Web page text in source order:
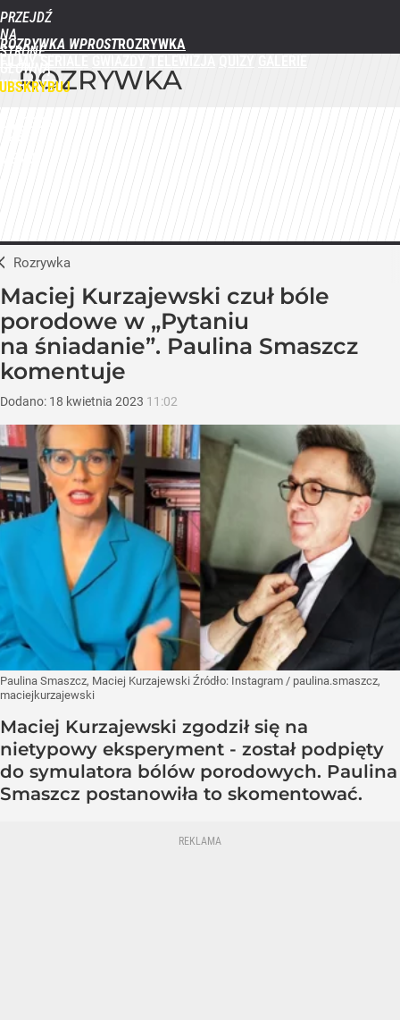
PRZEJDŹ
NA
STRONĘ
GŁÓWNĄ
WPROST.PL
ROZRYWKA WPROST
ROZRYWKA
Rozrywka
Maciej Kurzajewski czuł bóle
porodowe w „Pytaniu
na śniadanie”. Paulina Smaszcz
komentuje
Dodano: 18 kwietnia 2023 11:02
Paulina Smaszcz, Maciej Kurzajewski Źródło: Instagram / paulina.smaszcz,
maciejkurzajewski
Maciej Kurzajewski zgodził się na
nietypowy eksperyment - został podpięty
do symulatora bólów porodowych. Paulina
Smaszcz postanowiła to skomentować.